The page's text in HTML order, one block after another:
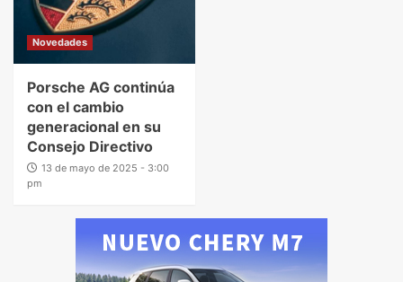
Novedades
Porsche AG continúa
con el cambio
generacional en su
Consejo Directivo
13 de mayo de 2025 - 3:00
pm